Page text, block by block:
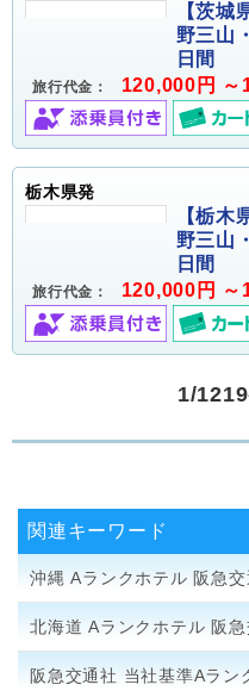
【茨城
野三山
日間
旅行代金： 120,000円 ～
栃木県発
【栃木
野三山
日間
旅行代金： 120,000円 ～
1/
関連キーワード
沖縄 Aランクホテル 阪急交
北海道 Aランクホテル 阪急
阪急交通社 当社基準Aラン